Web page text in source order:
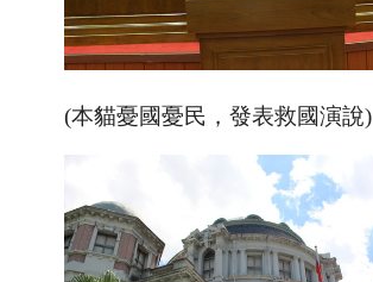
(本貓憂國憂民，發表救國演說)